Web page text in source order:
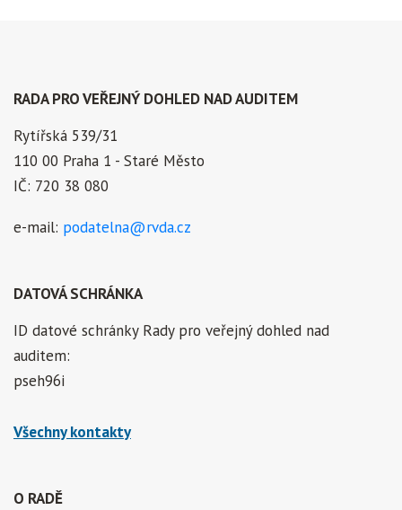
RADA PRO VEŘEJNÝ DOHLED NAD AUDITEM
Rytířská 539/31
110 00 Praha 1 - Staré Město
IČ: 720 38 080
e-mail: podatelna@rvda.cz
DATOVÁ SCHRÁNKA
ID datové schránky Rady pro veřejný dohled nad
auditem:
pseh96i
Všechny kontakty
O RADĚ